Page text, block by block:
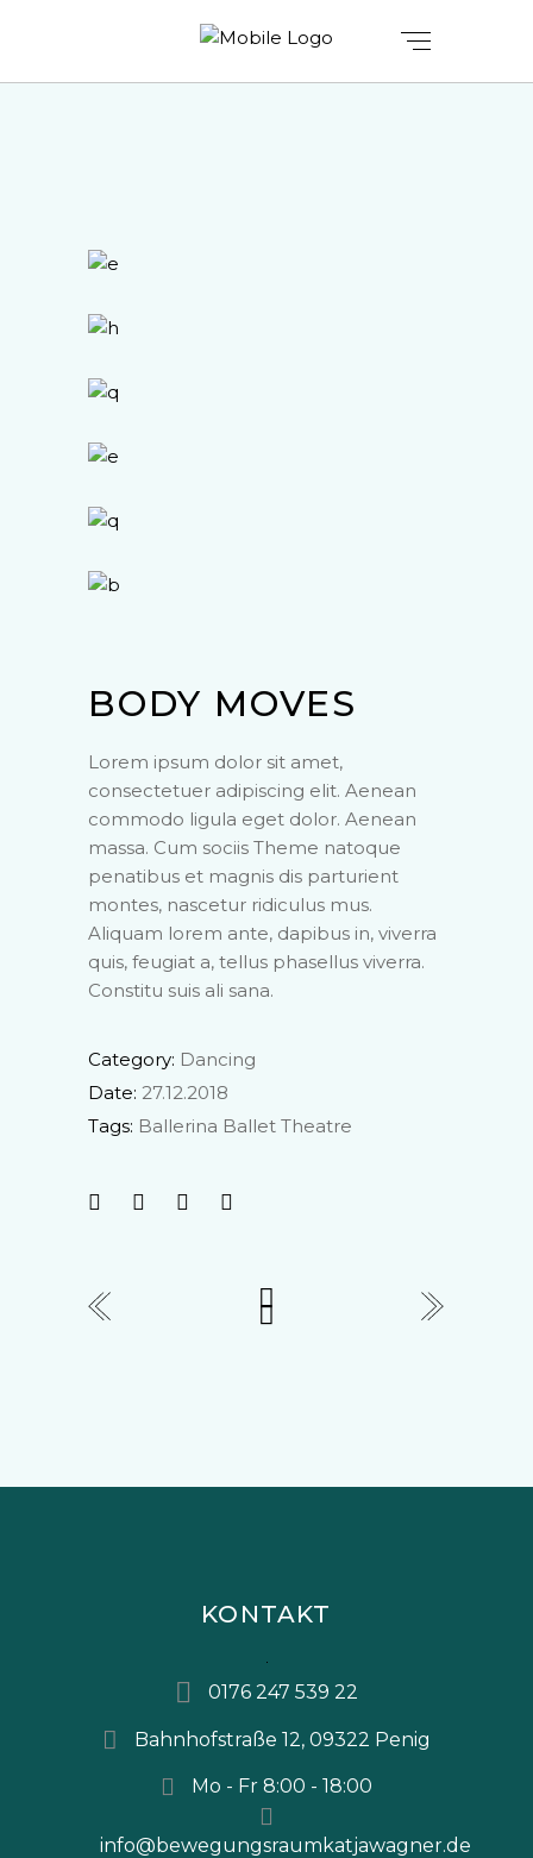
BODY MOVES
Lorem ipsum dolor sit amet,
consectetuer adipiscing elit. Aenean
commodo ligula eget dolor. Aenean
massa. Cum sociis Theme natoque
penatibus et magnis dis parturient
montes, nascetur ridiculus mus.
Aliquam lorem ante, dapibus in, viverra
quis, feugiat a, tellus phasellus viverra.
Constitu suis ali sana.
Category: Dancing
Date: 27.12.2018
Tags: Ballerina Ballet Theatre
KONTAKT
0176 247 539 22
Bahnhofstraße 12, 09322 Penig
Mo - Fr 8:00 - 18:00
info@bewegungsraumkatjawagner.de